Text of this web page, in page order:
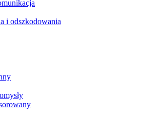
i odszkodowania